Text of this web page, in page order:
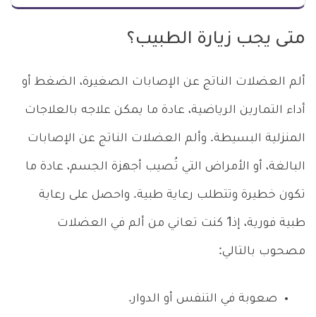
متى يجب زيارة الطبيب؟
ألم العضلات الناتج عن الإصابات الصغيرة، الضغط أو
أداء التمارين الرياضية، عادة ما يمكن علاجه بالعلاجات
المنزلية البسيطة. وألم العضلات الناتج عن الإصابات
البالغة، أو الأمراض التي تُصيب أجهزة الجسم، عادة ما
تكون خطيرة وتتطلب رعاية طبية. واحصل على رعاية
طبية فورية، إذ1 كنت تعاني من ألم في العضلات
مصحوب بالتالي:
صعوبة في التنفس أو الدوار.